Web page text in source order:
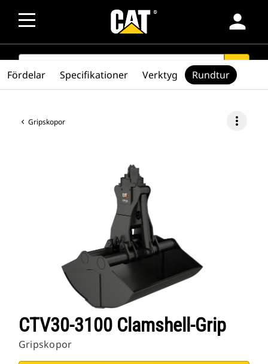
person
SEARCH search
Gripskopor more_vert
CTV30-3100 Clamshell-Grip
Gripskopor
Fördelar Specifikationer Verktyg Rundtur